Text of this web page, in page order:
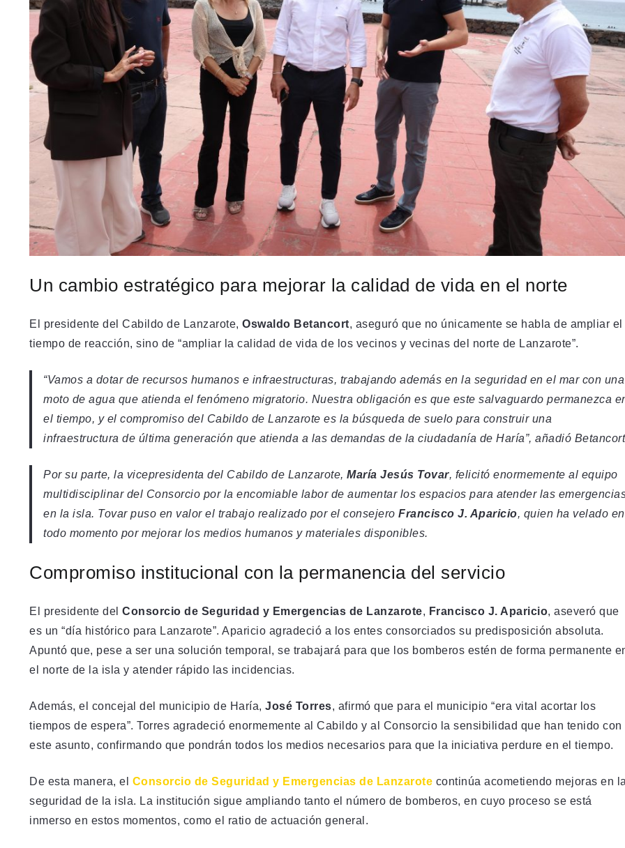
Un cambio estratégico para mejorar la calidad de vida en el norte
El presidente del Cabildo de Lanzarote, Oswaldo Betancort, aseguró que no únicamente se habla de ampliar el
tiempo de reacción, sino de “ampliar la calidad de vida de los vecinos y vecinas del norte de Lanzarote”.
“Vamos a dotar de recursos humanos e infraestructuras, trabajando además en la seguridad en el mar con una
moto de agua que atienda el fenómeno migratorio. Nuestra obligación es que este salvaguardo permanezca
el tiempo, y el compromiso del Cabildo de Lanzarote es la búsqueda de suelo para construir una
infraestructura de última generación que atienda a las demandas de la ciudadanía de Haría”, añadió
Por su parte, la vicepresidenta del Cabildo de Lanzarote, María Jesús Tovar, felicitó enormemente al equipo
multidisciplinar del Consorcio por la encomiable labor de aumentar los espacios para atender las
en la isla. Tovar puso en valor el trabajo realizado por el consejero Francisco J. Aparicio, quien ha velado en
todo momento por mejorar los medios humanos y materiales disponibles.
Compromiso institucional con la permanencia del servicio
El presidente del Consorcio de Seguridad y Emergencias de Lanzarote, Francisco J. Aparicio, aseveró que
es un “día histórico para Lanzarote”. Aparicio agradeció a los entes consorciados su predisposición absoluta.
Apuntó que, pese a ser una solución temporal, se trabajará para que los bomberos estén de forma permanente
el norte de la isla y atender rápido las incidencias.
Además, el concejal del municipio de Haría, José Torres, afirmó que para el municipio “era vital acortar los
tiempos de espera”. Torres agradeció enormemente al Cabildo y al Consorcio la sensibilidad que han tenido con
este asunto, confirmando que pondrán todos los medios necesarios para que la iniciativa perdure en el tiempo.
De esta manera, el Consorcio de Seguridad y Emergencias de Lanzarote continúa acometiendo mejoras en
seguridad de la isla. La institución sigue ampliando tanto el número de bomberos, en cuyo proceso se está
inmerso en estos momentos, como el ratio de actuación general.